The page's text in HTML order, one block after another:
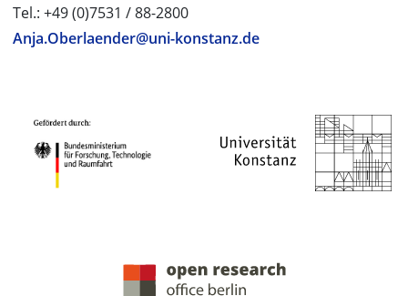
Tel.: +49 (0)7531 / 88-2800
Anja.Oberlaender@uni-konstanz.de